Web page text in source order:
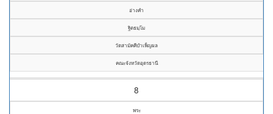
อ่างคำ
ฐิตธมฺโม
วัดสามัคคีบำเพ็ญผล
คณะจังหวัดอุดรธานี
8
พระ